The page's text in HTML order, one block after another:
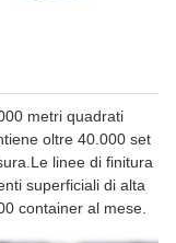
metri quadrati
oltre 40.000 set
linee di finitura
superficiali di alta
container al mese.